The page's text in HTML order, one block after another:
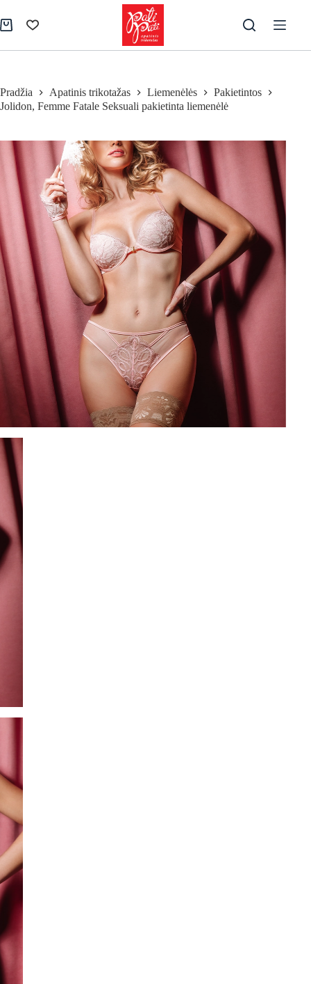
to
content
Pirkinių
Pradžia Apatinis trikotažas Liemenėlės
Pakietintos
Jolidon, Femme Fatale Seksuali pakietinta liemenėlė